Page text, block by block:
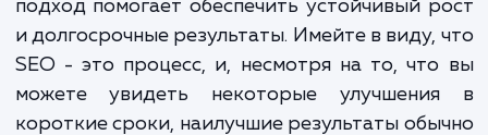
Сколько времени